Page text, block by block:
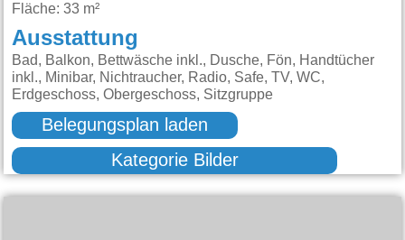
Fläche: 33 m²
Ausstattung
Bad, Balkon, Bettwäsche inkl., Dusche, Fön, Handtücher
inkl., Minibar, Nichtraucher, Radio, Safe, TV, WC,
Erdgeschoss, Obergeschoss, Sitzgruppe
Belegungsplan laden
Kategorie Bilder